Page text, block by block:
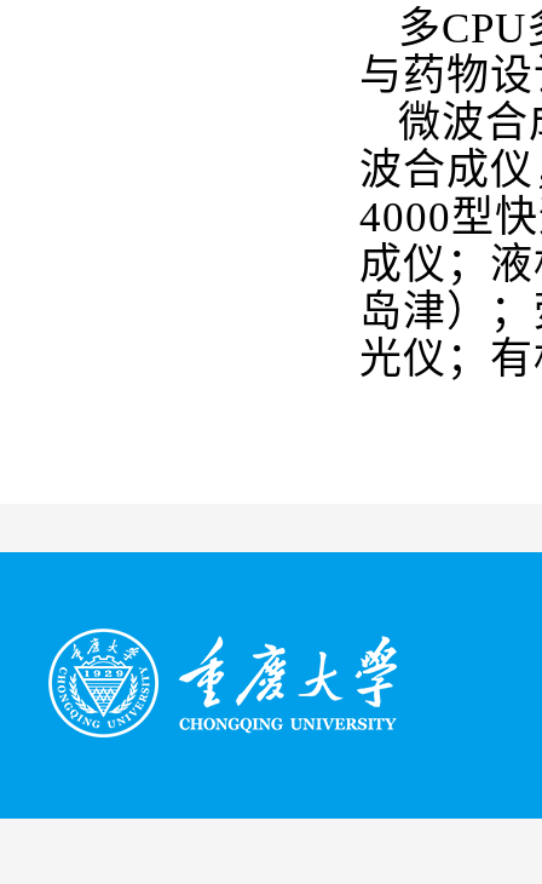
多
与药物
微波合
波合成
4000型
成仪；
岛津）
光仪；